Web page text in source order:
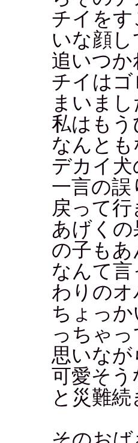
チイを
いな顔
追いつ
チイは
まいまし
私はも
なんと
デカイ
一言の
戻って行
あげく
の子も
なんて
わりの
ちょっ
っちゃ
思いな
可愛そ
と災難続